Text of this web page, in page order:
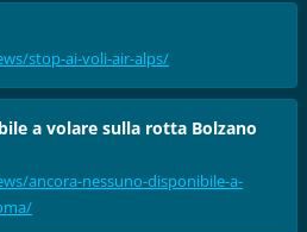
stop-ai-voli-air-alps/
a volare sulla rotta Bolzano
ancora-nessuno-disponibile-a-